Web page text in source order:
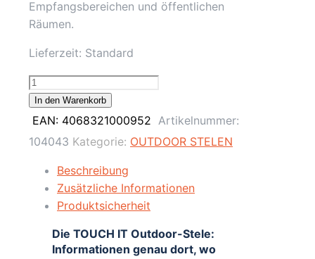
Empfangsbereichen und öffentlichen
Räumen.
Lieferzeit: Standard
43"
Digitale
Outdoor
In den Warenkorb
EAN: 4068321000952 Artikelnummer:
104043 Kategorie: OUTDOOR STELEN
Beschreibung
Zusätzliche Informationen
Produktsicherheit
Die TOUCH IT Outdoor-Stele:
Informationen genau dort, wo